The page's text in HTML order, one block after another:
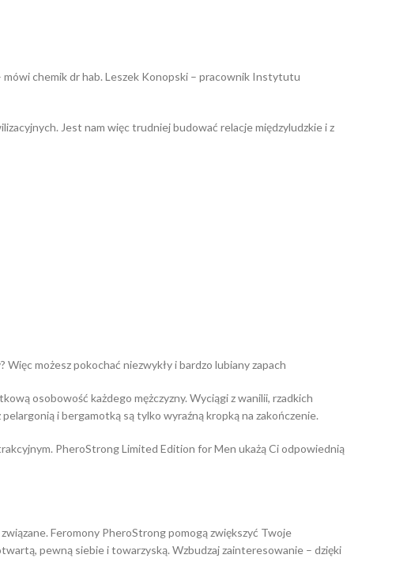
chemik dr hab. Leszek Konopski – pracownik Instytutu
Jest nam więc trudniej budować relacje międzyludzkie i z
możesz pokochać niezwykły i bardzo lubiany zapach
osobowość każdego mężczyzny. Wyciągi z wanilii, rzadkich
i bergamotką są tylko wyraźną kropką na zakończenie.
PheroStrong Limited Edition for Men ukażą Ci odpowiednią
Feromony PheroStrong pomogą zwiększyć Twoje
pewną siebie i towarzyską. Wzbudzaj zainteresowanie – dzięki